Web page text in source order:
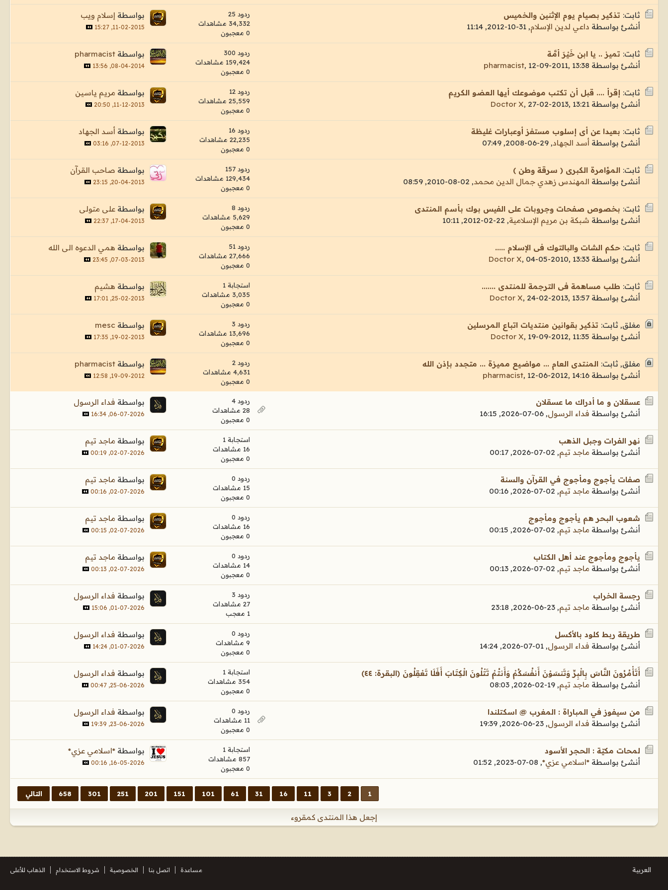
ثابت: تذكير بصيام يوم الإثنين والخميس
أنشئ بواسطة داعي لدين الإسلام,
31-10-2012, 11:14
ردود 25
34,332 مشاهدات
0 معجبون
بواسطة إسلام ويب
11-02-2015, 15:27
ثابت: تميز .. يا ابن خَيْرَ أمَّـة
أنشئ بواسطة
pharmacist, 12-09-2011, 13:38
ردود 300
159,424 مشاهدات
0 معجبون
بواسطةpharmacist
08-04-2014, 13:56
ثابت: إقرأ .... قبل أن تكتب موضوعك أيها العضو الكريم
أنشئ بواسطة
Doctor X, 27-02-2013, 13:21
ردود 12
25,559 مشاهدات
0 معجبون
بواسطة مريم ياسين
11-12-2013, 20:50
ثابت: بعيدا عن أى إسلوب مستفز أوعبارات غليظة
أنشئ بواسطة أسد الجهاد,
29-06-2008, 07:49
ردود 16
22,235 مشاهدات
0 معجبون
بواسطة أسد الجهاد
07-12-2013, 03:16
ثابت: المؤامرة الكبرى ( سرقة وطن )
أنشئ بواسطة المهندس زهدي جمال الدين محمد,
02-08-2010, 08:59
ردود 157
129,434 مشاهدات
0 معجبون
بواسطة صاحب القرآن
20-04-2013, 23:15
ثابت: بخصوص صفحات وجروبات على الفيس بوك بأسم المنتدى
أنشئ بواسطة شبكة بن مريم الإسلامية,
22-02-2012, 10:11
ردود 8
5,629 مشاهدات
0 معجبون
بواسطةعلى متولى
17-04-2013, 22:37
ثابت: حكم الشات والبالتوك فى الإسلام .....
أنشئ بواسطة
Doctor X, 04-05-2010, 13:33
ردود 51
27,666 مشاهدات
0 معجبون
بواسطة همي الدعوه الى الله
07-03-2013, 23:45
ثابت: طلب مساهمة فى الترجمة للمنتدى .......
أنشئ بواسطة
Doctor X, 24-02-2013, 13:57
استجابة 1
3,035 مشاهدات
0 معجبون
بواسطة هشيم
25-02-2013, 17:01
مغلق, ثابت: تذكير بقوانين منتديات اتباع المرسلين
أنشئ بواسطة
Doctor X, 19-09-2012, 11:35
ردود 3
13,696 مشاهدات
0 معجبون
بواسطة mesc
19-02-2013, 17:35
مغلق, ثابت: المنتدى العام ... مواضيع مميزة ... متجدد بإذن الله
أنشئ بواسطة
pharmacist, 12-06-2012, 14:16
ردود 2
4,631 مشاهدات
0 معجبون
بواسطةpharmacist
19-09-2012, 12:58
عسقلان و ما أدراك ما عسقلان
أنشئ بواسطة فداء الرسول,
06-07-2026, 16:15
ردود 4
28 مشاهدات
0 معجبون
بواسطة فداء الرسول
06-07-2026, 16:34
نهر الفرات وجبل الذهب
أنشئ بواسطة ماجد تيم,
02-07-2026, 00:17
استجابة 1
16 مشاهدات
0 معجبون
بواسطة ماجد تيم
02-07-2026, 00:19
صفات يأجوج ومأجوج في القرآن والسنة
أنشئ بواسطة ماجد تيم,
02-07-2026, 00:16
ردود 0
15 مشاهدات
0 معجبون
بواسطة ماجد تيم
02-07-2026, 00:16
شعوب البحر هم يأجوج ومأجوج
أنشئ بواسطة ماجد تيم,
02-07-2026, 00:15
ردود 0
16 مشاهدات
0 معجبون
بواسطة ماجد تيم
02-07-2026, 00:15
يأجوج ومأجوج عند أهل الكتاب
أنشئ بواسطة ماجد تيم,
02-07-2026, 00:13
ردود 0
14 مشاهدات
0 معجبون
بواسطة ماجد تيم
02-07-2026, 00:13
رجسة الخراب
أنشئ بواسطة ماجد تيم,
23-06-2026, 23:18
ردود 3
27 مشاهدات
1 معجب
بواسطة فداء الرسول
01-07-2026, 15:06
طريقة ربط كلود بالأكسل
أنشئ بواسطة فداء الرسول,
01-07-2026, 14:24
ردود 0
9 مشاهدات
0 معجبون
بواسطة فداء الرسول
01-07-2026, 14:24
أَتَأْمُرُونَ النَّاسَ بِالْبِرِّ وَتَنسَوْنَ أَنفُسَكُمْ وَأَنتُمْ تَتْلُونَ الْكِتَابَ أَفَلَا تَعْقِلُونَ ‎﴿البقرة: ٤٤﴾‏
أنشئ بواسطة ماجد تيم,
19-02-2026, 08:03
استجابة 1
354 مشاهدات
0 معجبون
بواسطة فداء الرسول
25-06-2026, 00:47
من سيفوز في المباراة : المغرب @ اسكتلندا
أنشئ بواسطة فداء الرسول,
23-06-2026, 19:39
ردود 0
11 مشاهدات
0 معجبون
بواسطة فداء الرسول
23-06-2026, 19:39
لمحات مكيّة : الحجر الأسود
أنشئ بواسطة*اسلامي عزي*,
08-07-2023, 01:52
استجابة 1
857 مشاهدات
0 معجبون
بواسطة*اسلامي عزي*
16-05-2026, 00:16
1
2
3
11
16
31
61
101
151
201
251
301
658 التالي
إجعل هذا المنتدى كمقروء
العربية مساعدة اتصل بنا الخصوصية شروط الاستخدام الذهاب للأعلى